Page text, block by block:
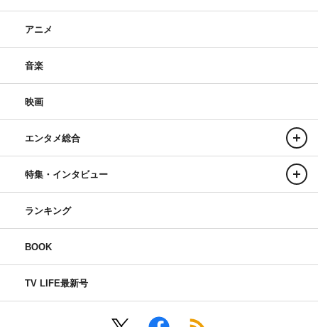
アニメ
音楽
映画
エンタメ総合
特集・インタビュー
ランキング
BOOK
TV LIFE最新号